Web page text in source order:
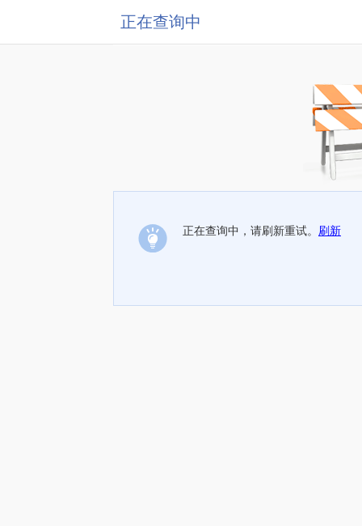
正在查询中
正在查询中，请刷新重试。 刷新